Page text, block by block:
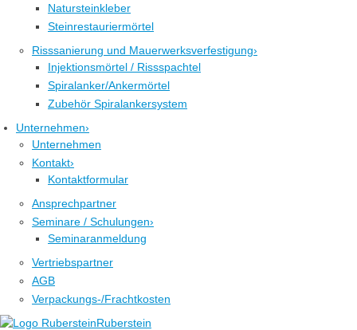
Natursteinkleber
Steinrestauriermörtel
Risssanierung und Mauerwerksverfestigung›
Injektionsmörtel / Rissspachtel
Spiralanker/Ankermörtel
Zubehör Spiralankersystem
Unternehmen›
Unternehmen
Kontakt›
Kontaktformular
Ansprechpartner
Seminare / Schulungen›
Seminaranmeldung
Vertriebspartner
AGB
Verpackungs-/Frachtkosten
Ruberstein